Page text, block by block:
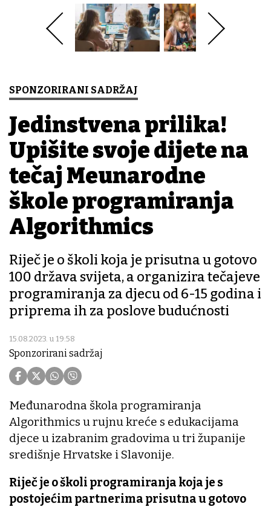
SPONZORIRANI SADRŽAJ
Jedinstvena prilika!
Upišite svoje dijete na
tečaj Međunarodne
škole programiranja
Algorithmics
Riječ je o školi koja je prisutna u gotovo
100 država svijeta, a organizira tečajeve
programiranja za djecu od 6-15 godina i
priprema ih za poslove budućnosti
15.08.2023. u 19:58
Sponzorirani sadržaj
Međunarodna škola programiranja
Algorithmics u rujnu kreće s edukacijama
djece u izabranim gradovima u tri županije
središnje Hrvatske i Slavonije.
Riječ je o školi programiranja koja je s
postojećim partnerima prisutna u gotovo